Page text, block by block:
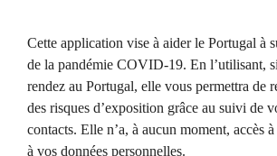
Cette application vise à aider le Portugal à
de la pandémie COVID-19. En l’utilisant,
rendez au Portugal, elle vous permettra de
des risques d’exposition grâce au suivi de
contacts. Elle n’a, à aucun moment, accès
à vos données personnelles.